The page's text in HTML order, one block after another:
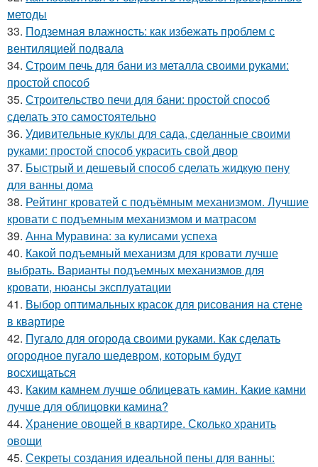
методы
33. Подземная влажность: как избежать проблем с
вентиляцией подвала
34. Строим печь для бани из металла своими руками:
простой способ
35. Строительство печи для бани: простой способ
сделать это самостоятельно
36. Удивительные куклы для сада, сделанные своими
руками: простой способ украсить свой двор
37. Быстрый и дешевый способ сделать жидкую пену
для ванны дома
38. Рейтинг кроватей с подъёмным механизмом. Лучшие
кровати с подъемным механизмом и матрасом
39. Анна Муравина: за кулисами успеха
40. Какой подъемный механизм для кровати лучше
выбрать. Варианты подъемных механизмов для
кровати, нюансы эксплуатации
41. Выбор оптимальных красок для рисования на стене
в квартире
42. Пугало для огорода своими руками. Как сделать
огородное пугало шедевром, которым будут
восхищаться
43. Каким камнем лучше облицевать камин. Какие камни
лучше для облицовки камина?
44. Хранение овощей в квартире. Сколько хранить
овощи
45. Секреты создания идеальной пены для ванны: